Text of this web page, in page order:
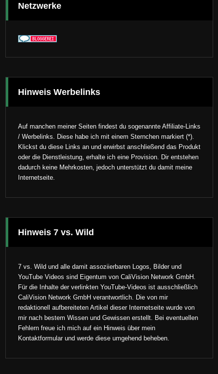
Netzwerke
Hinweis Werbelinks
Auf manchen meiner Seiten findest du sogenannte Affiliate-Links
/ Werbelinks. Diese habe ich mit einem Sternchen markiert (*).
Klickst du diese Links an und erwirbst anschließend das Produkt
oder die Dienstleistung, erhalte ich eine Provision. Dir entstehen
dadurch keine Mehrkosten, jedoch unterstützt du damit meine
Internetseite.
Hinweis 7 vs. Wild
7 vs. Wild und alle damit assoziierbaren Logos, Bilder und
YouTube Videos sind Eigentum von CaliVision Network GmbH.
Für die Inhalte der verlinkten YouTube-Videos ist ausschließlich
CaliVision Network GmbH verantwortlich. Die von mir
redaktionell aufbereiteten Artikel dieser Internetseite wurde von
mir nach bestem Wissen und Gewissen erstellt. Bei eventuellen
Fehlern freue ich mich auf ein Hinweis über mein
Kontaktformular und werde diese umgehend beheben.